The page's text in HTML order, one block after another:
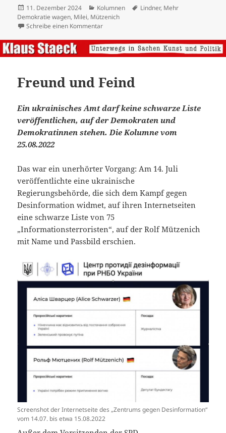
Veröffentlicht
am
11. Dezember 2024 Kategorien
Kolumnen Schlagwörter
Lindner, Mehr
Demokratie wagen, Milei, Mützenich
Schreibe einen Kommentarzu Mehr Demokratie statt Kettensäge
Freund und Feind
Ein ukrainisches Amt darf keine schwarze Liste
veröffentlichen, auf der Demokraten und
Demokratinnen stehen. Die Kolumne vom
25.08.2022
Das war ein unerhörter Vorgang: Am 14. Juli
veröffentlichte eine ukrainische
Regierungsbehörde, die sich dem Kampf gegen
Desinformation widmet, auf ihren Internetseiten
eine schwarze Liste von 75
„Informationsterroristen“, auf der Rolf Mützenich
mit Name und Passbild erschien.
Screenshot der Internetseite des „Zentrums gegen Desinformation“
vom 14.07. bis etwa 15.08.2022